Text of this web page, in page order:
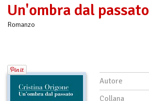
Un'ombra dal passato
Romanzo
Autore
Collana